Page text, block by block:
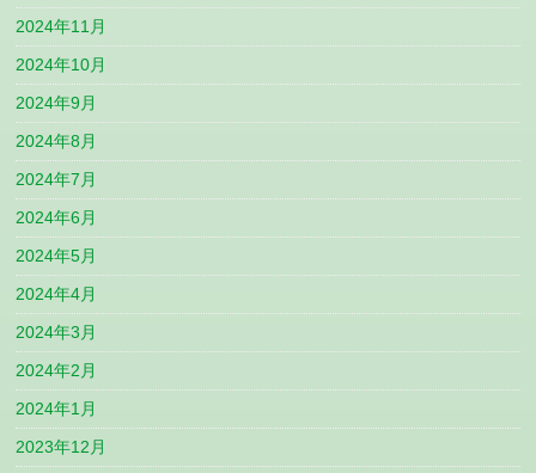
2024年11月
2024年10月
2024年9月
2024年8月
2024年7月
2024年6月
2024年5月
2024年4月
2024年3月
2024年2月
2024年1月
2023年12月